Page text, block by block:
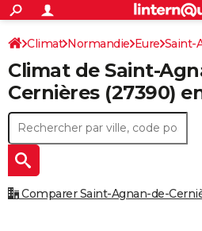
ACTUALITÉS
Politique
Société
Faits Divers
Education
Monde
Villes
+
SPORT
Coupe du monde 2026
Football
Tennis
Cyclisme
Rugby
Forum
CULTURE
Programme TV
TNT
Streaming
Cinéma
Sorties cinéma
Musique
+
FINANCE
Retraite
Impôts
Epargne
Immobilier
Risques naturels par ville
Banque
Assurance
Crédit
AUTO
Essais
Réserver un essai
Citadines
Berlines
SUV
Forum auto
+
HIGH-TECH
S'inscrire
Connexion
Climat Normandie Eure Saint-
Climat de Saint-
Cernières(27390)
Comparer Saint-Agnan-de-